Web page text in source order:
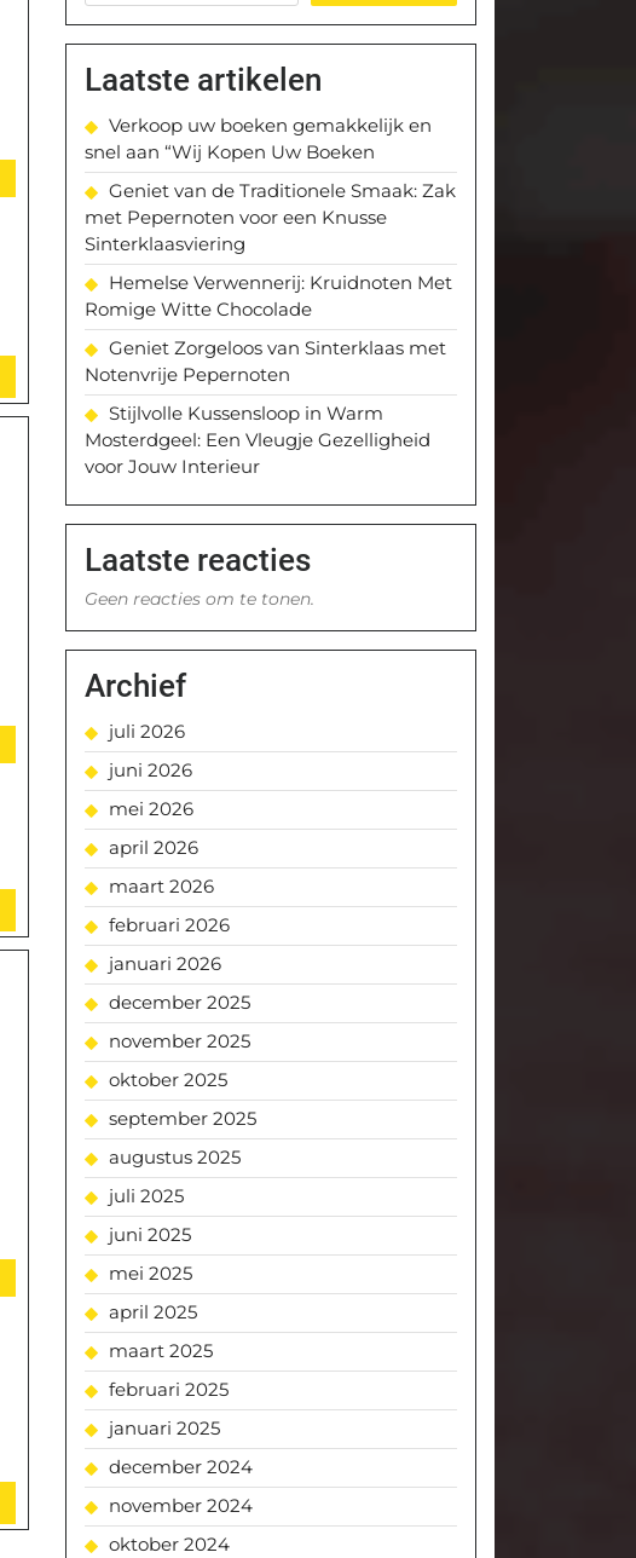
Laatste artikelen
Verkoop uw boeken gemakkelijk en
snel aan “Wij Kopen Uw Boeken
Geniet van de Traditionele Smaak: Zak
met Pepernoten voor een Knusse
Sinterklaasviering
Hemelse Verwennerij: Kruidnoten Met
Romige Witte Chocolade
Geniet Zorgeloos van Sinterklaas met
Notenvrije Pepernoten
Stijlvolle Kussensloop in Warm
Mosterdgeel: Een Vleugje Gezelligheid
voor Jouw Interieur
Laatste reacties
Geen reacties om te tonen.
Archief
juli 2026
juni 2026
mei 2026
april 2026
maart 2026
februari 2026
januari 2026
december 2025
november 2025
oktober 2025
september 2025
augustus 2025
juli 2025
juni 2025
mei 2025
april 2025
maart 2025
februari 2025
januari 2025
december 2024
november 2024
oktober 2024